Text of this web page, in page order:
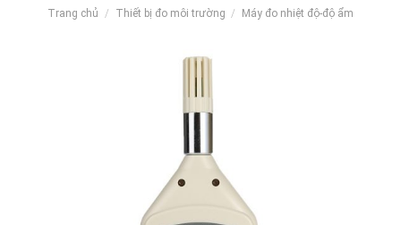
Trang chủ / Thiết bị đo môi trường / Máy đo nhiệt độ-độ ẩm